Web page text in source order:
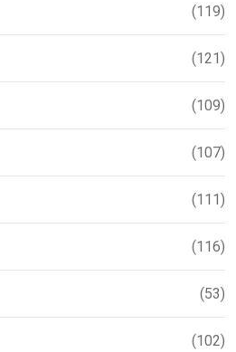
(119)
(121)
(109)
(107)
(111)
(116)
(53)
(102)